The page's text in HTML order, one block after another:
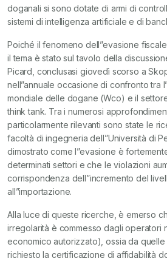
doganali si sono dotate di armi di
sistemi di intelligenza artificiale e di
Poiché il fenomeno dell”evasione
il tema è stato sul tavolo della
Picard, conclusasi giovedì scorso a
nell”annuale occasione di confronto tra
mondiale delle dogane (Wco) e il
think tank. Tra i numerosi
particolarmente rilevanti sono state le
facoltà di ingegneria dell”Università di
dimostrato come l”evasione è
determinati settori e che le violazioni
corrispondenza dell”incremento del
all”importazione.
Alla luce di queste ricerche, è emerso
irregolarità è commesso dagli operatori
economico autorizzato), ossia da
richiesto la certificazione di affidabilità